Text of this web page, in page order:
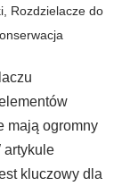
Rozdzielacze do
mają ogromny
artykule
kluczowy dla